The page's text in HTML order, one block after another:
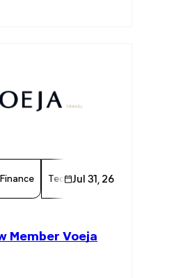
Finance Technology Chamber
Jul 31, 26
Member Voeja